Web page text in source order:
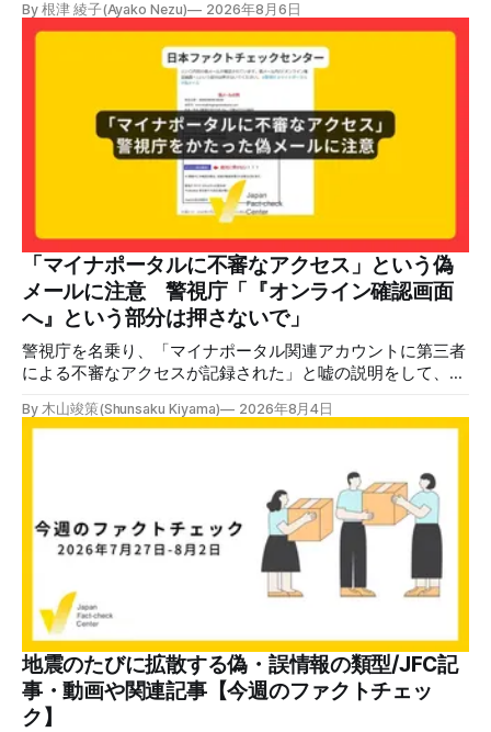
立運動家らに謝罪した映像です。中国共産党に対して頭を下
げている動画ではありません。 検証対象 拡散した言説 2026
年7月30日、「日本人がなぜ左翼を嫌うのか、考えたことは
ありますか？/ここに日本の左寄り首相だった鳩山由紀夫が
います。彼は2009年から2010年まで1年間務めました。/こ
のビデオでは、彼が中国を訪問中に中国共産党に対して恥じ
らいながら頭を下げています」という英文付きの動画がXで
ポストされ、表示は20万件を超える。 投稿には「私の日本
語力が衰えていたら申し訳ないですが、動画に『韓国』と書
いてあるように見えます」などの英語の指摘もあるが、「日
本が犯した残虐行為を謝罪するのは悪いことだと思わない」
「共産主義者に恥じて頭を下げるべき人はいない」など、拡
散した投稿を真に受けた反応も多いため検証する。 検証過
程 動
By 根津 綾子(Ayako Nezu) 2026年8月6日
「マイナポータルに不審なアクセス」という偽
メールに注意 警視庁「『オンライン確認画面
へ』という部分は押さないで」
警視庁を名乗り、「マイナポータル関連アカウントに第三者
による不審なアクセスが記録された」と嘘の説明をして、リ
で、メール内のリンクを押さないようにと注意を呼びかけて
部」を名乗るメールが届いたという投稿がX（旧Twitter）上
で複数確認できる(例1、例2、例3)。 偽メールの件名は
「【警視庁】マイナポータル：不審なアクセスの確認」。本
文には「警視庁サイバーセキュリティ対策本部」「通知番
号：MN-2026-●●●」「マイナポータル関連アカウント
に、第三者による不審なアクセスが記録されました」「お客
様のメールアドレスと一致しています」と記している。 そ
のうえで「2026年8月2日（日）23:59までに、ご本人操作か
どうかご確認ください」などと「オンライン確認画面へ」と
いうリンクをクリックするよう誘導している。 本文には、
警視庁の住所（東京都千代田区霞が関2-1-1）も書かれてい
By 木山竣策(Shunsaku Kiyama) 2026年8月4日
地震のたびに拡散する偽・誤情報の類型/JFC記
事・動画や関連記事【今週のファクトチェッ
ク】